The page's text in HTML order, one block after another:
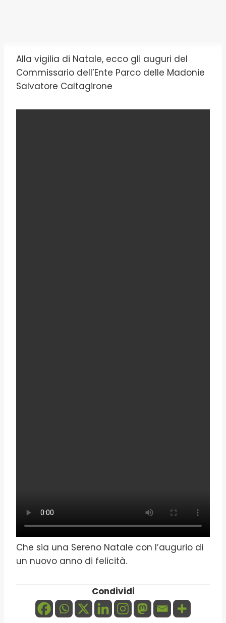
Alla vigilia di Natale, ecco gli auguri del
Commissario dell’Ente Parco delle Madonie
Salvatore Caltagirone
Che sia una Sereno Natale con l’augurio di
un nuovo anno di felicità.
Condividi